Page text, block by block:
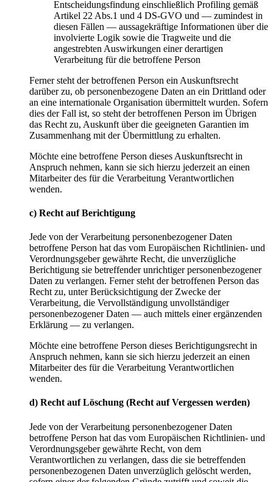
Entscheidungsfindung einschließlich Profiling gemäß
Artikel 22 Abs.1 und 4 DS-GVO und — zumindest in
diesen Fällen — aussagekräftige Informationen über die
involvierte Logik sowie die Tragweite und die
angestrebten Auswirkungen einer derartigen
Verarbeitung für die betroffene Person
Ferner steht der betroffenen Person ein Auskunftsrecht
darüber zu, ob personenbezogene Daten an ein Drittland oder
an eine internationale Organisation übermittelt wurden. Sofern
dies der Fall ist, so steht der betroffenen Person im Übrigen
das Recht zu, Auskunft über die geeigneten Garantien im
Zusammenhang mit der Übermittlung zu erhalten.
Möchte eine betroffene Person dieses Auskunftsrecht in
Anspruch nehmen, kann sie sich hierzu jederzeit an einen
Mitarbeiter des für die Verarbeitung Verantwortlichen
wenden.
c) Recht auf Berichtigung
Jede von der Verarbeitung personenbezogener Daten
betroffene Person hat das vom Europäischen Richtlinien- und
Verordnungsgeber gewährte Recht, die unverzügliche
Berichtigung sie betreffender unrichtiger personenbezogener
Daten zu verlangen. Ferner steht der betroffenen Person das
Recht zu, unter Berücksichtigung der Zwecke der
Verarbeitung, die Vervollständigung unvollständiger
personenbezogener Daten — auch mittels einer ergänzenden
Erklärung — zu verlangen.
Möchte eine betroffene Person dieses Berichtigungsrecht in
Anspruch nehmen, kann sie sich hierzu jederzeit an einen
Mitarbeiter des für die Verarbeitung Verantwortlichen
wenden.
d) Recht auf Löschung (Recht auf Vergessen werden)
Jede von der Verarbeitung personenbezogener Daten
betroffene Person hat das vom Europäischen Richtlinien- und
Verordnungsgeber gewährte Recht, von dem
Verantwortlichen zu verlangen, dass die sie betreffenden
personenbezogenen Daten unverzüglich gelöscht werden,